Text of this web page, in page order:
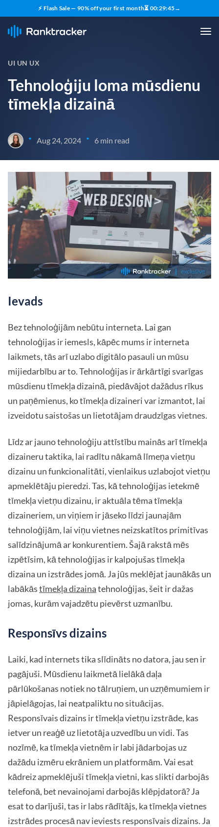
⚡ Flash Sale — 90% off your first month⏳ 00:29:43→
UI UN UX
Tehnoloģiju loma mūsdienu
tīmekļa dizainā
• Aug 24, 2024 • 6 min read
Ievads
Bez tehnoloģijām nebūtu interneta. Lai gan
tehnoloģijas ir iemesls, kāpēc mums ir interneta
laikmets, tās arī uzlabo digitālo pasauli un mūsu
mijiedarbību ar to. Tehnoloģijas ir ārkārtīgi svarīgas
mūsdienu tīmekļa dizainā, piedāvājot dažādus rīkus
un paņēmienus, ko tīmekļa dizaineri var izmantot, lai
izveidotu saistošas un lietotājam draudzīgas vietnes.
Līdz ar jauno tehnoloģiju attīstību mainās arī tīmekļa
dizaineru taktika, lai radītu nākamā līmeņa vietņu
dizainu un funkcionalitāti, vienlaikus uzlabojot vietņu
apmeklētāju pieredzi. Tas, kā tehnoloģijas ietekmē
tīmekļa vietņu dizainu, ir aktuāla tēma tīmekļa
dizaineriem, un viņiem ir jāseko līdzi jaunajām
tehnoloģijām, lai viņu vietnes neizskatītos primitīvas
salīdzinājumā ar konkurentiem. Šajā rakstā mēs
izpētīsim, kā tehnoloģijas ir kalpojušas tīmekļa
dizaina un izstrādes jomā. Ja jūs meklējat jaunākās un
labākāstīmekļa dizainatehnoloģijas, šeit ir dažas
jomas, kurām vajadzētu pievērst uzmanību.
Responsīvs dizains
Laiki, kad internets tika slīdināts no datora, jau sen ir
pagājuši. Mūsdienu laikmetā lielākā daļa
pārlūkošanas notiek no tālruņiem, un uzņēmumiem ir
jāpielāgojas, lai neatpaliktu no situācijas.
Responsīvais dizains ir tīmekļa vietņu izstrāde, kas
ietver un reaģē uz lietotāja uzvedību un vidi. Tas
nozīmē, ka tīmekļa vietnēm ir labi jādarbojas uz
dažādu izmēru ekrāniem un platformām. Vai esat
kādreiz apmeklējuši tīmekļa vietni, kas slikti darbojās
telefonā, bet nevainojami darbojās klēpjdatorā? Ja
esat to darījuši, tas ir labs rādītājs, ka tīmekļa vietnes
izstrādes procesā nav ieviests responsīvais dizains. Ja